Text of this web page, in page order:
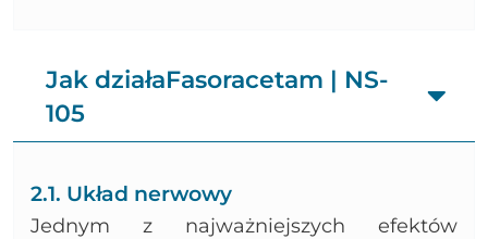
Jak działaFasoracetam | NS-
105
2.1. Układ nerwowy
Jednym z najważniejszych efektów